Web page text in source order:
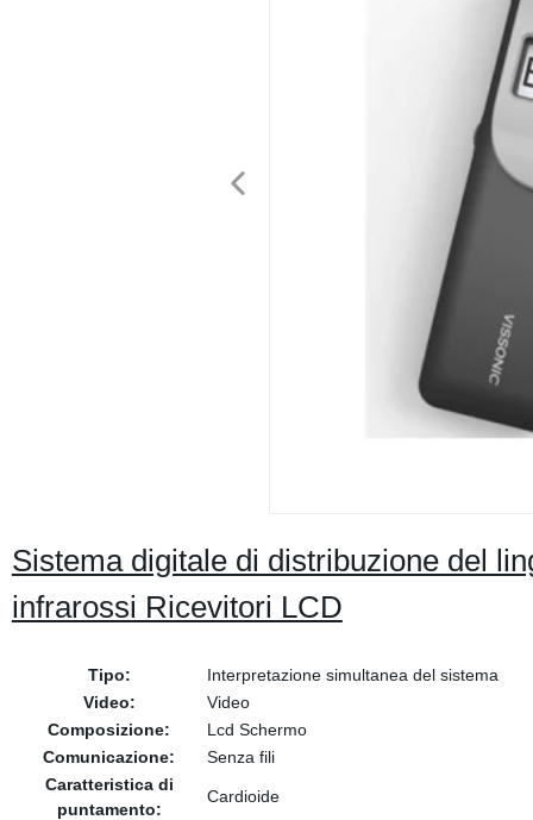
Sistema digitale di distribuzione del
infrarossi Ricevitori LCD
Tipo:
Interpretazione simultanea del sistema
Video:
Video
Composizione:
Lcd Schermo
Comunicazione:
Senza fili
Caratteristica di
puntamento:
Cardioide